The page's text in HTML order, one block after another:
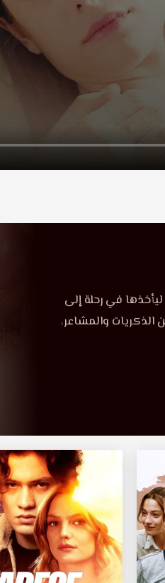
في رحلة إلى
والمشاعر،